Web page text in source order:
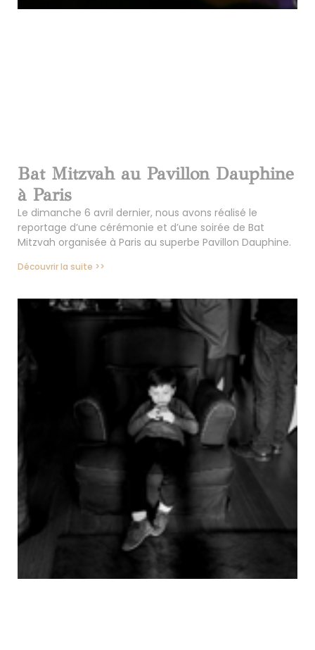
Bat Mitzvah au Pavillon Dauphine
à Paris
Le dimanche 6 avril dernier, nous avons réalisé le
reportage d’une cérémonie et d’une soirée de Bat
Mitzvah organisée à Paris au superbe Pavillon Dauphine.
Découvrir la suite >>